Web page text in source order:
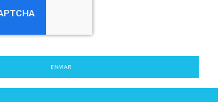
ENVIAR